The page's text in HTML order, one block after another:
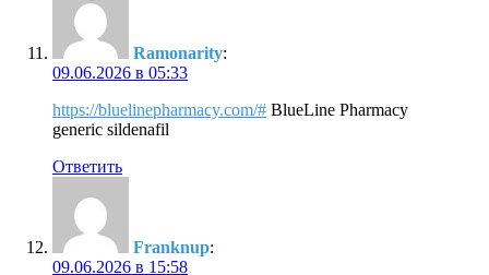
Ramonarity:
09.06.2026 в 05:33
https://bluelinepharmacy.com/# BlueLine Pharmacy
generic sildenafil
Ответить
Franknup:
09.06.2026 в 15:58